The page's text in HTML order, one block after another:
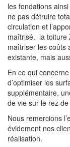
les fondations
ne pas détruire
circulation et
maîtrisé. la toiture
maîtriser les coûts
existante, mais
En ce qui
d’optimiser les
supplémentaire,
de vie sur le rez
Nous remercions
évidement nos
réalisation.